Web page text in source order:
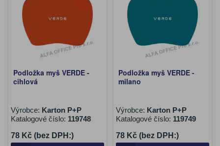
Podložka myš VERDE -
cihlová
Výrobce: Karton P+P
Katalogové číslo: 119748
78 Kč (bez DPH:)
Podložka myš VERDE -
milano
Výrobce: Karton P+P
Katalogové číslo: 119749
78 Kč (bez DPH:)